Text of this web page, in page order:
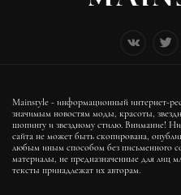
Mainstyle - информационный интернет-
значимым новостям моды, красоты,
шопингу и звездному стилю. Внимание!
сайта не может быть скопирована,
любым иным способом без письменного
материалы, не предназначенные для лиц
тексты принадлежат их авторам.